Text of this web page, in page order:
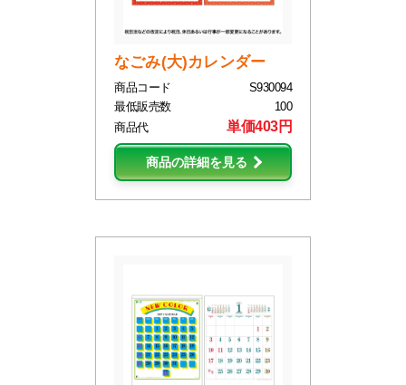
なごみ(大)カレンダー
商品コード
S930094
最低販売数
100
商品代
単価403円
商品の詳細を見る